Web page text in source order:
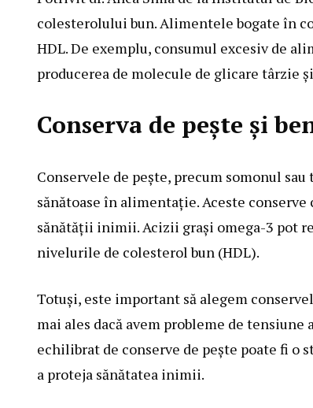
colesterolului bun. Alimentele bogate în
HDL. De exemplu, consumul excesiv de
producerea de molecule de glicare târzie
Conserva de pește și
Conservele de pește, precum somonul
sănătoase în alimentație. Aceste
sănătății inimii. Acizii grași omega-3 pot
nivelurile de colesterol bun (HDL).
Totuși, este important să alegem
mai ales dacă avem probleme de
echilibrat de conserve de pește poate fi
a proteja sănătatea inimii.